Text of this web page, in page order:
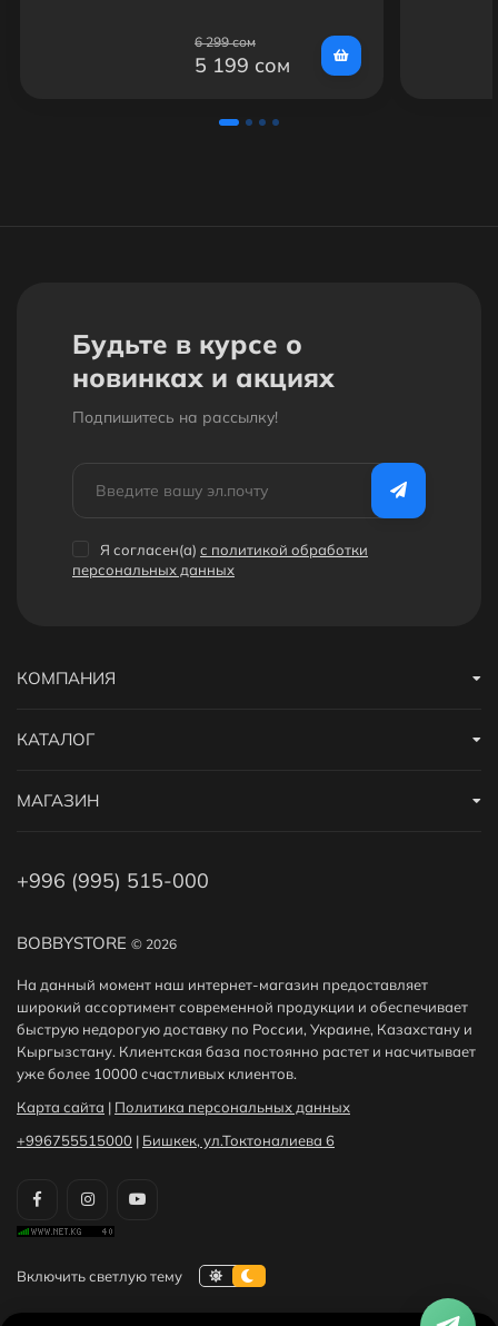
6 299 сом
5 199 сом
Будьте в курсе о
новинках и акциях
Подпишитесь на рассылкy!
Я согласен(a) с политикой обработки
персональных данных
BOBBYSTORE © 2026
На данный момент наш интернет-магазин предоставляет
широкий ассортимент современной продукции и обеспечивает
быструю недорогую доставку по России, Украине, Казахстану и
Кыргызстану. Клиентская база постоянно растет и насчитывает
уже более 10000 счастливых клиентов.
Карта сайта | Политика персональных данных
+996755515000 | Бишкек, ул.Токтоналиева 6
КОМПАНИЯ
КАТАЛОГ
МАГАЗИН
+996 (995) 515-000